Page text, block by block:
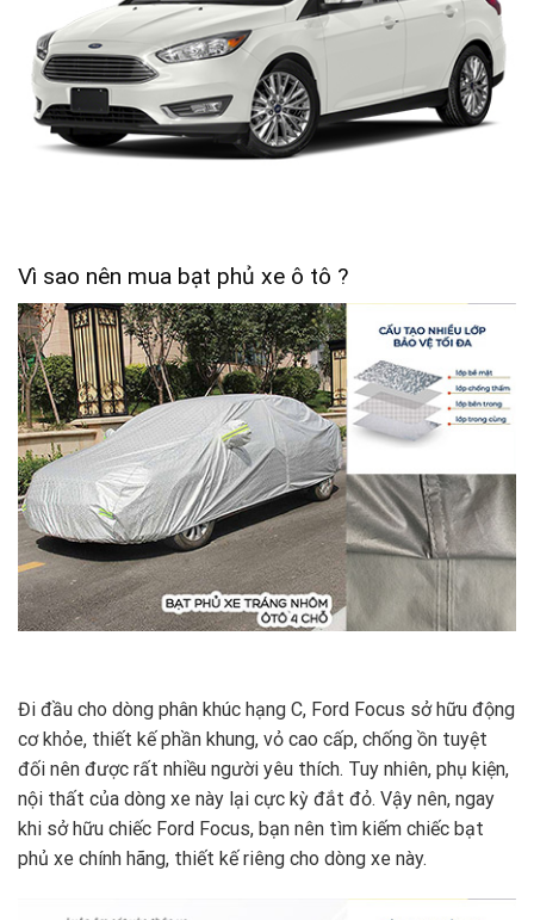
Vì sao nên mua bạt phủ xe ô tô ?
Đi đầu cho dòng phân khúc hạng C, Ford Focus sở hữu động
cơ khỏe, thiết kế phần khung, vỏ cao cấp, chống ồn tuyệt
đối nên được rất nhiều người yêu thích. Tuy nhiên, phụ kiện,
nội thất của dòng xe này lại cực kỳ đắt đỏ. Vậy nên, ngay
khi sở hữu chiếc Ford Focus, bạn nên tìm kiếm chiếc bạt
phủ xe chính hãng, thiết kế riêng cho dòng xe này.